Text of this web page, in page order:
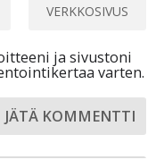
ja sivustoni
varten.